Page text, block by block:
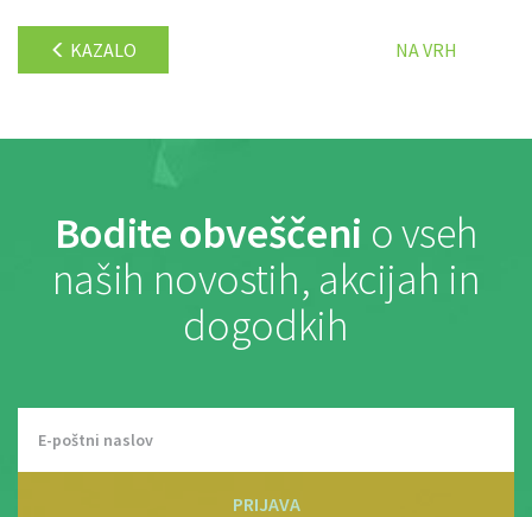
KAZALO NA VRH
Bodite obveščeni o vseh
naših novostih, akcijah in
dogodkih
PRIJAVA